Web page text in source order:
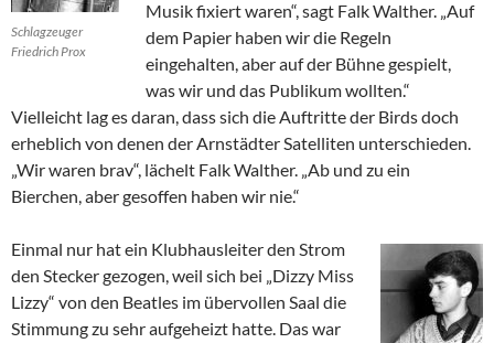
Schlagzeuger
Friedrich Prox
Musik fixiert waren“, sagt Falk Walther. „Auf
dem Papier haben wir die Regeln
eingehalten, aber auf der Bühne gespielt,
was wir und das Publikum wollten.“
Vielleicht lag es daran, dass sich die Auftritte der Birds doch
erheblich von denen der Arnstädter Satelliten unterschieden.
„Wir waren brav“, lächelt Falk Walther. „Ab und zu ein
Bierchen, aber gesoffen haben wir nie.“
Einmal nur hat ein Klubhausleiter den Strom
den Stecker gezogen, weil sich bei „Dizzy Miss
Lizzy“ von den Beatles im übervollen Saal die
Stimmung zu sehr aufgeheizt hatte. Das war